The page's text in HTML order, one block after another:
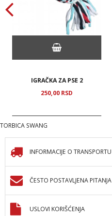
IGRAČKA ZA PSE 2
250,00 RSD
TORBICA SWANG
INFORMACIJE O TRANSPORTU
ČESTO POSTAVLJENA PITANJA
USLOVI KORIŠĆENJA